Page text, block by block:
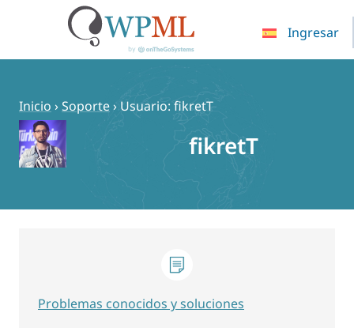
contenido
Ingresar
Inicio ›Soporte› Usuario: fikretT
fikretT
Problemas conocidos y soluciones